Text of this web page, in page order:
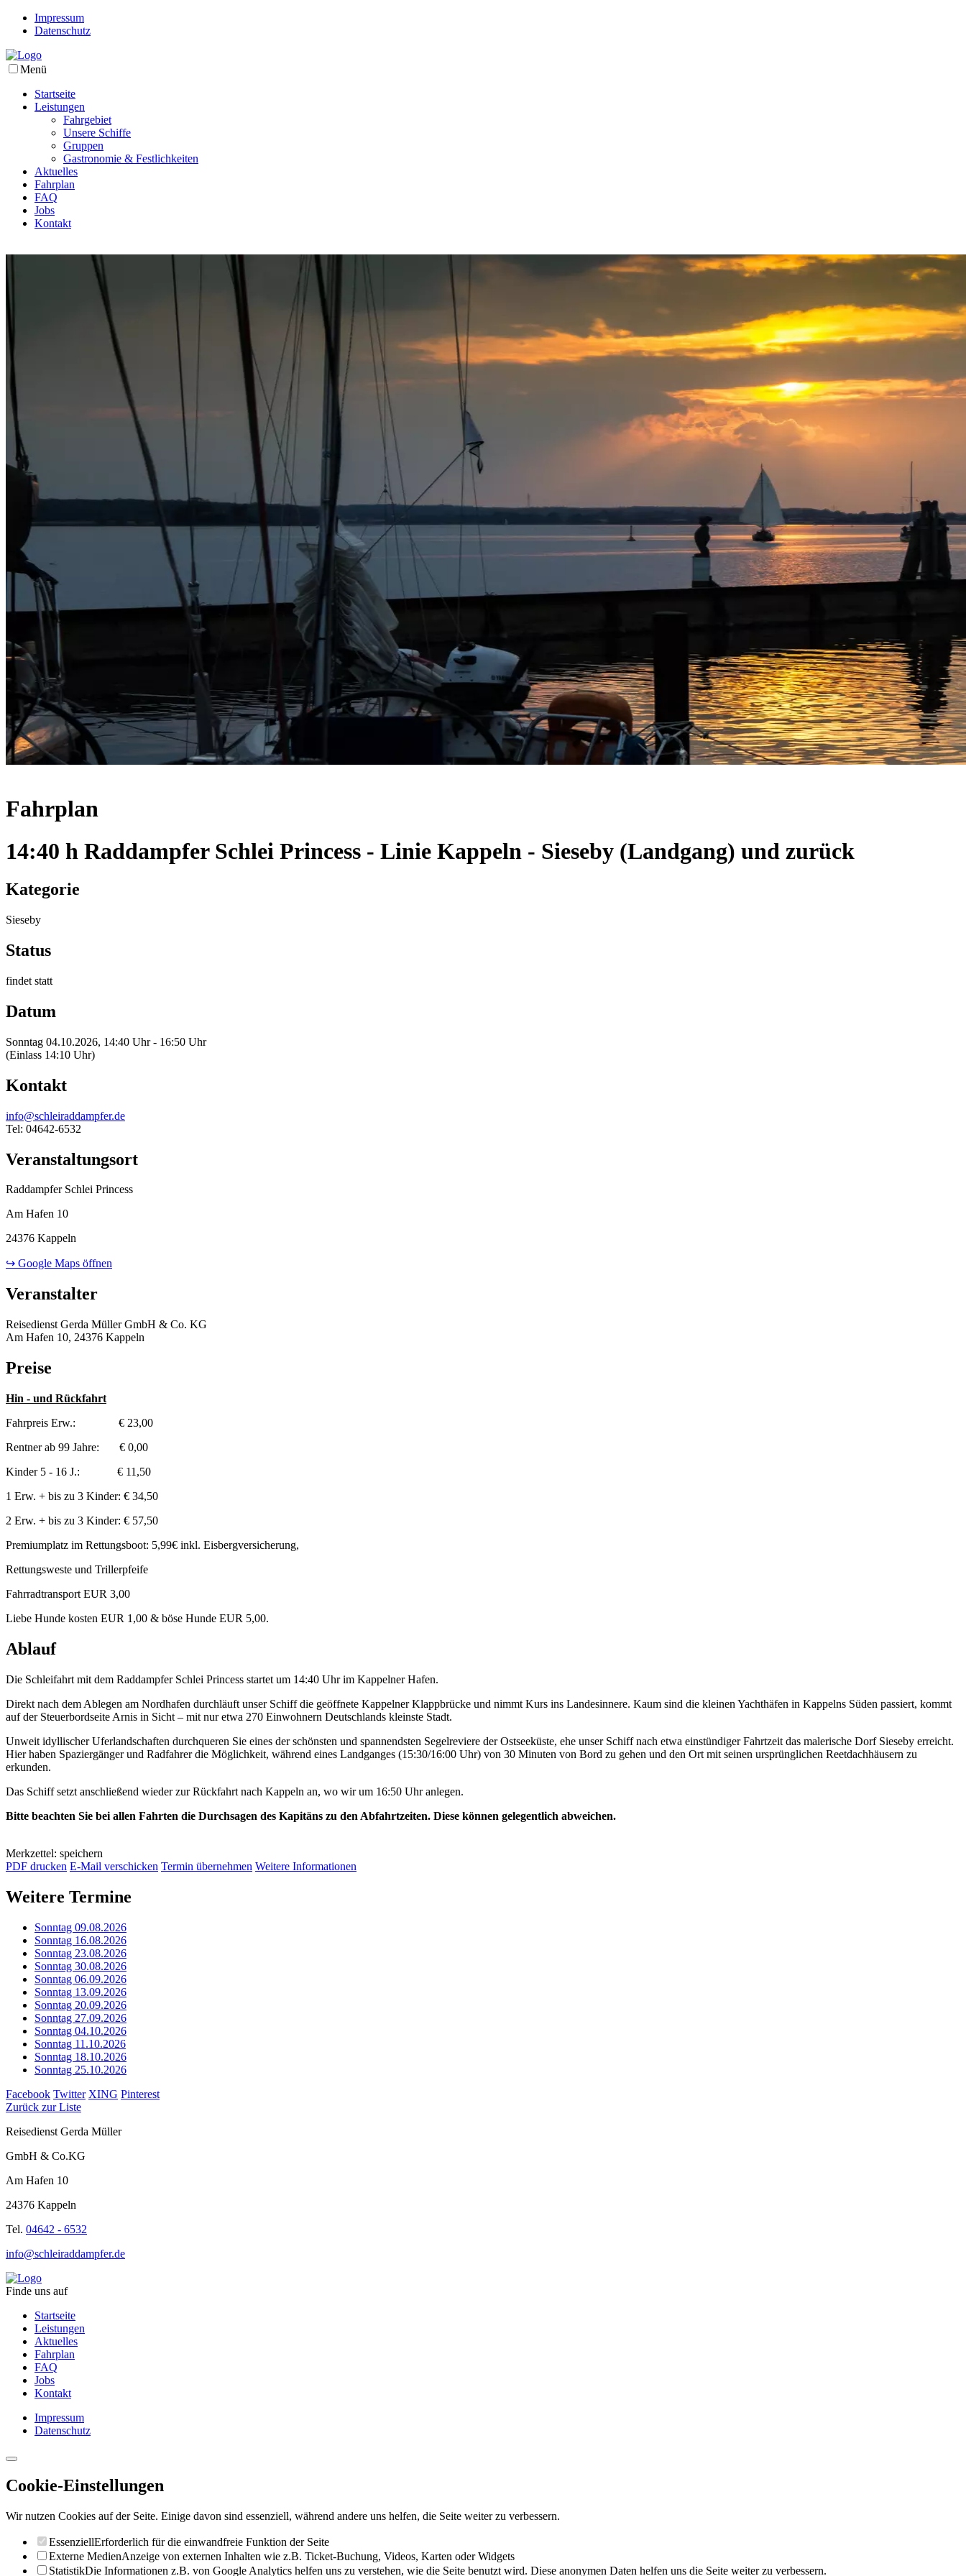
Impressum
Datenschutz
Menü
Startseite
Leistungen
Fahrgebiet
Unsere Schiffe
Gruppen
Gastronomie & Festlichkeiten
Aktuelles
Fahrplan
FAQ
Jobs
Kontakt
Fahrplan
14:40 h Raddampfer Schlei Princess - Linie Kappeln - Sieseby (Landgang) und zurück
Kategorie
Sieseby
Status
findet statt
Datum
Sonntag 04.10.2026, 14:40 Uhr - 16:50 Uhr
(Einlass 14:10 Uhr)
Kontakt
info@schleiraddampfer.de
Tel: 04642-6532
Veranstaltungsort
Raddampfer Schlei Princess
Am Hafen 10
24376 Kappeln
↪ Google Maps öffnen
Veranstalter
Reisedienst Gerda Müller GmbH & Co. KG
Am Hafen 10, 24376 Kappeln
Preise
Hin - und Rückfahrt
Fahrpreis Erw.: € 23,00
Rentner ab 99 Jahre: € 0,00
Kinder 5 - 16 J.: € 11,50
1 Erw. + bis zu 3 Kinder: € 34,50
2 Erw. + bis zu 3 Kinder: € 57,50
Premiumplatz im Rettungsboot: 5,99€ inkl. Eisbergversicherung,
Rettungsweste und Trillerpfeife
Fahrradtransport EUR 3,00
Liebe Hunde kosten EUR 1,00 & böse Hunde EUR 5,00.
Ablauf
Die Schleifahrt mit dem Raddampfer Schlei Princess startet um 14:40 Uhr im Kappelner Hafen.
Direkt nach dem Ablegen am Nordhafen durchläuft unser Schiff die geöffnete Kappelner Klappbrücke und nimmt Kurs ins Landesinnere. Kaum sind die kleinen Yachthäfen in Kappelns Süden passiert, kommt
auf der Steuerbordseite Arnis in Sicht – mit nur etwa 270 Einwohnern Deutschlands kleinste Stadt.
Unweit idyllischer Uferlandschaften durchqueren Sie eines der schönsten und spannendsten Segelreviere der Ostseeküste, ehe unser Schiff nach etwa einstündiger Fahrtzeit das malerische Dorf Sieseby erreicht.
Hier haben Spaziergänger und Radfahrer die Möglichkeit, während eines Landganges (15:30/16:00 Uhr) von 30 Minuten von Bord zu gehen und den Ort mit seinen ursprünglichen Reetdachhäusern zu
erkunden.
Das Schiff setzt anschließend wieder zur Rückfahrt nach Kappeln an, wo wir um 16:50 Uhr anlegen.
Bitte beachten Sie bei allen Fahrten die Durchsagen des Kapitäns zu den Abfahrtzeiten. Diese können gelegentlich abweichen.
Merkzettel: speichern
PDF drucken E-Mail verschicken Termin übernehmen Weitere Informationen
Weitere Termine
Sonntag 09.08.2026
Sonntag 16.08.2026
Sonntag 23.08.2026
Sonntag 30.08.2026
Sonntag 06.09.2026
Sonntag 13.09.2026
Sonntag 20.09.2026
Sonntag 27.09.2026
Sonntag 04.10.2026
Sonntag 11.10.2026
Sonntag 18.10.2026
Sonntag 25.10.2026
Facebook Twitter XING Pinterest
Zurück zur Liste
Reisedienst Gerda Müller
GmbH & Co.KG
Am Hafen 10
24376 Kappeln
Tel. 04642 - 6532
info@schleiraddampfer.de
Finde uns auf
Startseite
Leistungen
Aktuelles
Fahrplan
FAQ
Jobs
Kontakt
Impressum
Datenschutz
Cookie-Einstellungen
Wir nutzen Cookies auf der Seite. Einige davon sind essenziell, während andere uns helfen, die Seite weiter zu verbessern.
EssenziellErforderlich für die einwandfreie Funktion der Seite
Externe MedienAnzeige von externen Inhalten wie z.B. Ticket-Buchung, Videos, Karten oder Widgets
StatistikDie Informationen z.B. von Google Analytics helfen uns zu verstehen, wie die Seite benutzt wird. Diese anonymen Daten helfen uns die Seite weiter zu verbessern.